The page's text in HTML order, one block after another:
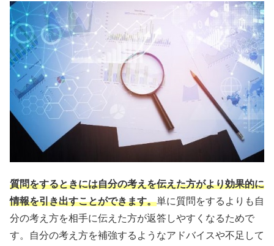
質問をするときには自分の考えを伝えた方がより効果的に
情報を引き出すことができます。単に質問をするよりも自
分の考え方を相手に伝えた方が返答しやすくなるためで
す。自分の考え方を補強するようなアドバイスや不足して